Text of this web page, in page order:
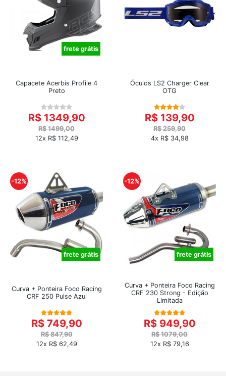
frete grátis
Capacete Acerbis Profile 4
Preto
R$ 1349,90
R$ 1499,00
12x R$ 112,49
Óculos LS2 Charger Clear
OTG
R$ 139,90
R$ 259,90
4x R$ 34,98
-12%
frete grátis
Curva + Ponteira Foco Racing
CRF 250 Pulse Azul
R$ 749,90
R$ 847,90
12x R$ 62,49
-12%
frete grátis
Curva + Ponteira Foco Racing
CRF 230 Strong - Edição
Limitada
R$ 949,90
R$ 1079,00
12x R$ 79,16